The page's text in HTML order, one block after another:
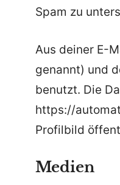
Spam zu
Aus deiner E-
genannt) und
benutzt. Die
https://
Profilbild
Medien